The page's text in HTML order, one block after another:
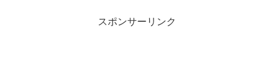
スポンサーリンク